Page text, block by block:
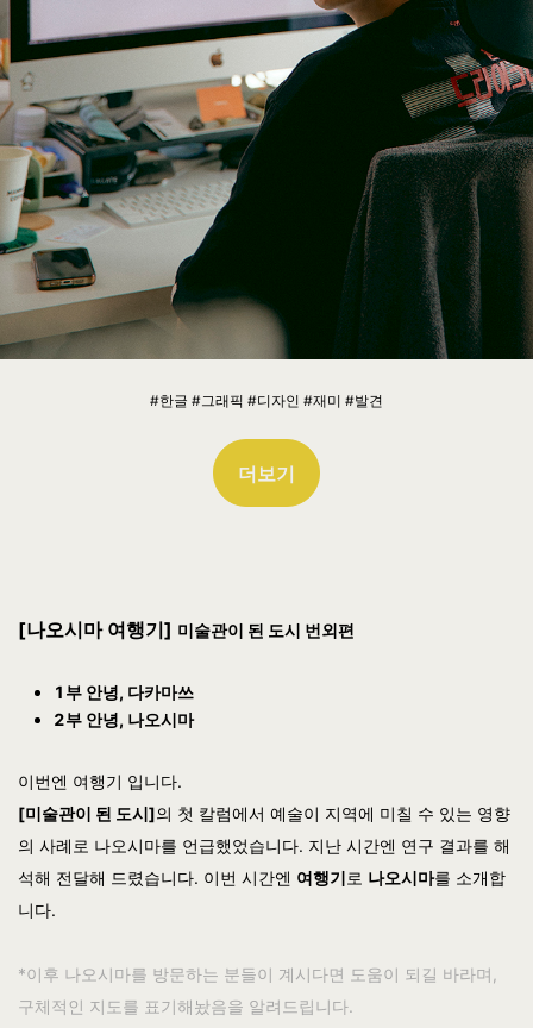
#한글 #그래픽 #디자인 #재미 #발견
더보기
[나오시마 여행기] 미술관이 된 도시 번외편
1부 안녕, 다카마쓰
2부 안녕, 나오시마
이번엔 여행기 입니다.
[미술관이 된 도시]의 첫 칼럼에서 예술이 지역에 미칠 수 있는 영향
의 사례로 나오시마를 언급했었습니다. 지난 시간엔 연구 결과를 해
석해 전달해 드렸습니다. 이번 시간엔 여행기로 나오시마를 소개합
니다.
*이후 나오시마를 방문하는 분들이 계시다면 도움이 되길 바라며,
구체적인 지도를 표기해놨음을 알려드립니다.